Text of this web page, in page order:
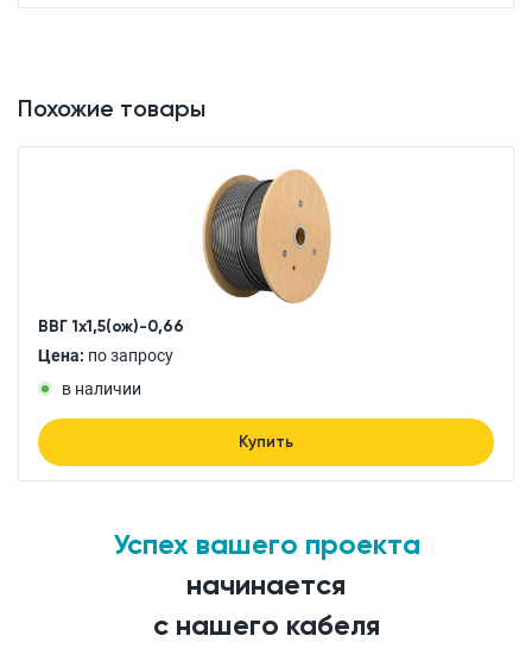
Похожие товары
ВВГ 1x1,5(ож)-0,66
Цена: по запросу
в наличии
Купить
Успех вашего проекта
начинается
с нашего кабеля